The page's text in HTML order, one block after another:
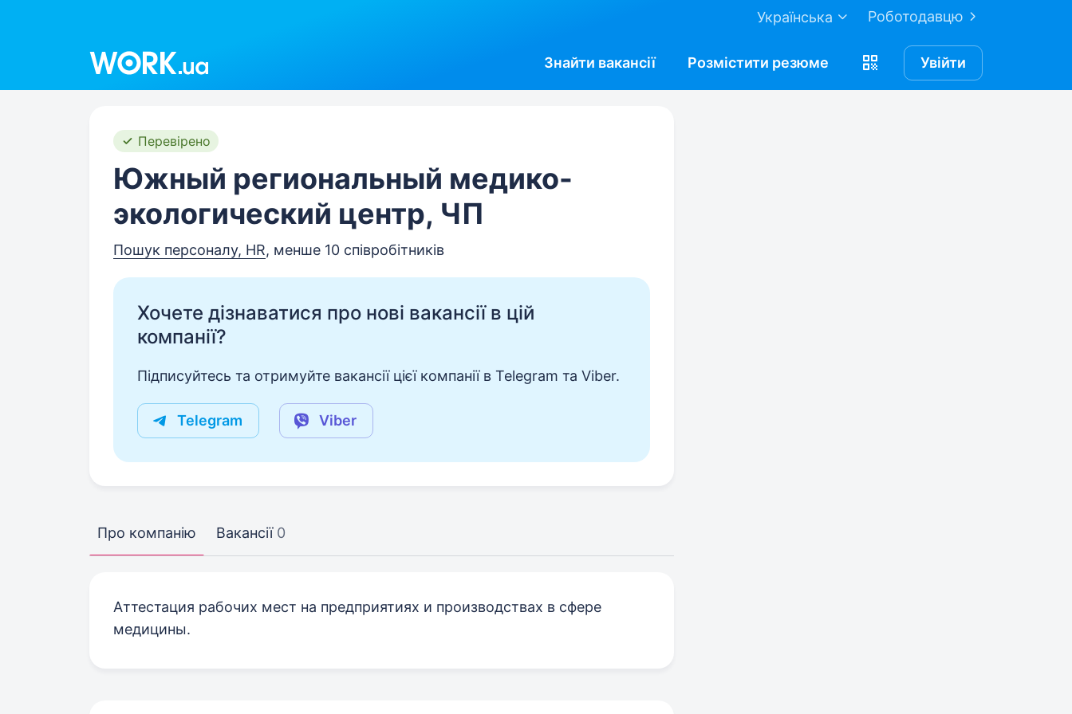
Роботодавцю
Українська
Знайти вакансії Розмістити резюме Увійти
Перевірено
Южный региональный медико-
экологический центр, ЧП
Пошук персоналу, HR, менше 10 співробітників
Хочете дізнаватися про нові вакансії в цій
компанії?
Підписуйтесь та отримуйте вакансії цієї компанії в Telegram та Viber.
Telegram Viber
Про компанію Вакансії 0
Аттестация рабочих мест на предприятиях и производствах в сфере
медицины.